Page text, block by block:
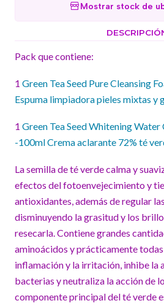
Mostrar stock de
Pack que contiene:
1 Green Tea Seed Pure Cleansing
Espuma limpiadora pieles mixtas y
1 Green Tea Seed Whitening Water
-100ml Crema aclarante 72% té
La semilla de té verde calma y
efectos del fotoenvejecimiento y
antioxidantes, además de regular
disminuyendo la grasitud y los
resecarla. Contiene grandes
aminoácidos y prácticamente
inflamación y la irritación, inhibe la
bacterias y neutraliza la acción de
componente principal del té verde